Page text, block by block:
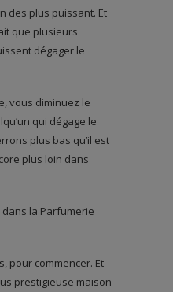
des plus puissant. Et
que plusieurs
dégager le
vous diminuez le
qui dégage le
plus bas qu’il est
plus loin dans
la Parfumerie
pour commencer. Et
prestigieuse maison